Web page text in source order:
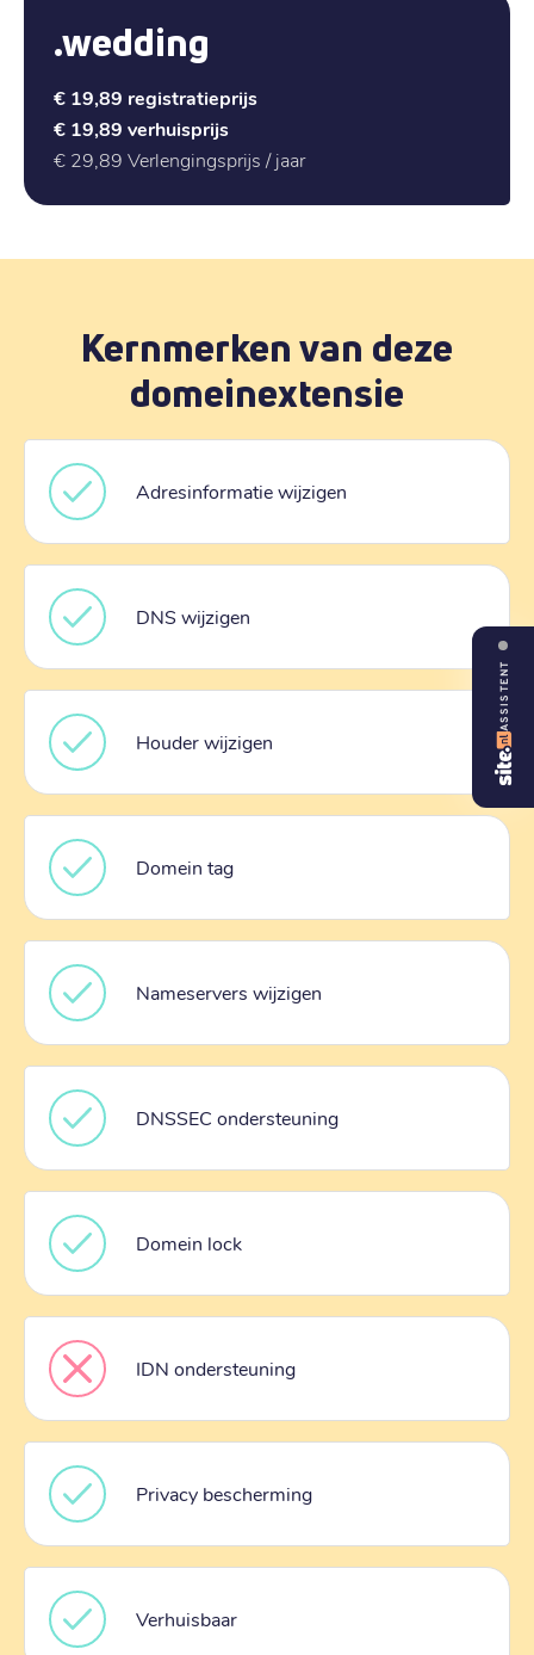
.wedding
€ 19,89 registratieprijs
€ 19,89 verhuisprijs
€ 29,89 Verlengingsprijs / jaar
Kernmerken van deze
domeinextensie
Adresinformatie wijzigen
DNS wijzigen
Houder wijzigen
Domein tag
Nameservers wijzigen
DNSSEC ondersteuning
Domein lock
IDN ondersteuning
Privacy bescherming
Verhuisbaar
ASSISTENT